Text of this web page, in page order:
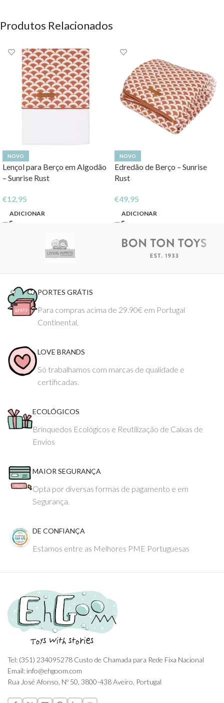
Produtos Relacionados
NOVO
Lençol para Berço em Algodão
– Sunrise Rust
€12,95
ADICIONAR
NOVO
Edredão de Berço – Sunrise
Rust
€49,95
ADICIONAR
PORTES GRÁTIS
Para compras acima de 29.90€ em Portugal
Continental.
LOVE BRANDS
Só trabalhamos com marcas de qualidade e
certificadas.
ECOLÓGICOS
Brinquedos Ecológicos e Reutilização de Caixas de
Envios
MAIOR SEGURANÇA
Opta por diversas formas de pagamento e em
Segurança.
DE CONFIANÇA
Estamos entre as Melhores PME Portuguesas
Tel: (351) 234095278 Custo de Chamada para Rede Fixa Nacional
Email: info@ehgoom.com
Rua José Afonso, Nº 50, 3800-438 Aveiro, Portugal